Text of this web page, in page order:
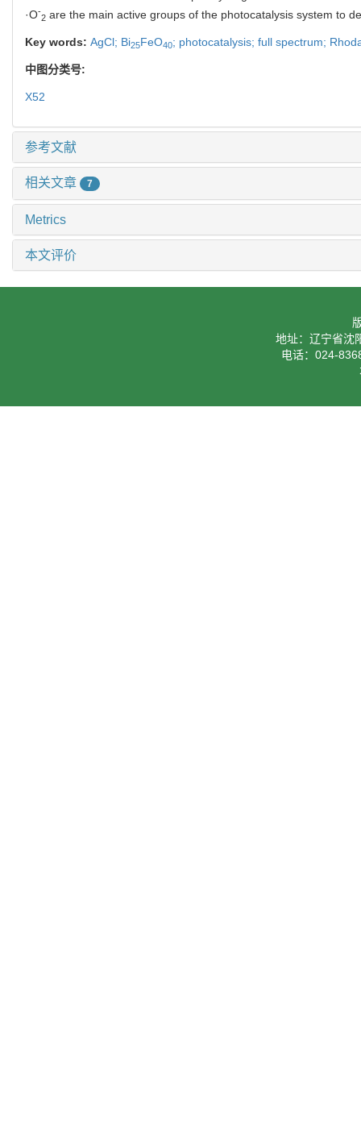
·O-
2 are the main active groups of the photocatalysis system to
Key words: AgCl; Bi25FeO40; photocatalysis; full spectrum;
中图分类号:
X52
参考文献
相关文章 7
Metrics
本文评价
地址：辽宁省沈
电话：024-